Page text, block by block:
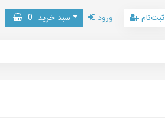
سبد خرید 0 ورود ثبت‌نام